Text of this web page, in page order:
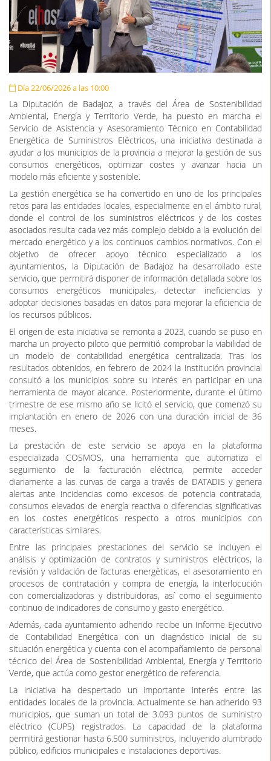
Día 22/06/2026 a las 10:00
La Diputación de Badajoz, a través del Área de Sostenibilidad
Ambiental, Energía y Territorio Verde, ha puesto en marcha el
Servicio de Asistencia y Asesoramiento Técnico en Contabilidad
Energética de Suministros Eléctricos, una iniciativa destinada a
ayudar a los municipios de la provincia a mejorar la gestión de sus
consumos energéticos, optimizar costes y avanzar hacia un
modelo más eficiente y sostenible.
La gestión energética se ha convertido en uno de los principales
retos para las entidades locales, especialmente en el ámbito rural,
donde el control de los suministros eléctricos y de los costes
asociados resulta cada vez más complejo debido a la evolución del
mercado energético y a los continuos cambios normativos. Con el
objetivo de ofrecer apoyo técnico especializado a los
ayuntamientos, la Diputación de Badajoz ha desarrollado este
servicio, que permitirá disponer de información detallada sobre los
consumos energéticos municipales, detectar ineficiencias y
adoptar decisiones basadas en datos para mejorar la eficiencia de
los recursos públicos.
El origen de esta iniciativa se remonta a 2023, cuando se puso en
marcha un proyecto piloto que permitió comprobar la viabilidad de
un modelo de contabilidad energética centralizada. Tras los
resultados obtenidos, en febrero de 2024 la institución provincial
consultó a los municipios sobre su interés en participar en una
herramienta de mayor alcance. Posteriormente, durante el último
trimestre de ese mismo año se licitó el servicio, que comenzó su
implantación en enero de 2026 con una duración inicial de 36
meses.
La prestación de este servicio se apoya en la plataforma
especializada COSMOS, una herramienta que automatiza el
seguimiento de la facturación eléctrica, permite acceder
diariamente a las curvas de carga a través de DATADIS y genera
alertas ante incidencias como excesos de potencia contratada,
consumos elevados de energía reactiva o diferencias significativas
en los costes energéticos respecto a otros municipios con
características similares.
Entre las principales prestaciones del servicio se incluyen el
análisis y optimización de contratos y suministros eléctricos, la
revisión y validación de facturas energéticas, el asesoramiento en
procesos de contratación y compra de energía, la interlocución
con comercializadoras y distribuidoras, así como el seguimiento
continuo de indicadores de consumo y gasto energético.
Además, cada ayuntamiento adherido recibe un Informe Ejecutivo
de Contabilidad Energética con un diagnóstico inicial de su
situación energética y cuenta con el acompañamiento de personal
técnico del Área de Sostenibilidad Ambiental, Energía y Territorio
Verde, que actúa como gestor energético de referencia.
La iniciativa ha despertado un importante interés entre las
entidades locales de la provincia. Actualmente se han adherido 93
municipios, que suman un total de 3.093 puntos de suministro
eléctrico (CUPS) registrados. La capacidad de la plataforma
permitirá gestionar hasta 6.500 suministros, incluyendo alumbrado
público, edificios municipales e instalaciones deportivas.